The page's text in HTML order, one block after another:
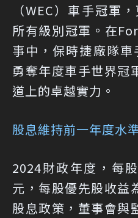
（WEC）車手冠軍
所有級別冠軍。在
事中，保時捷廠隊
勇奪年度車手世界冠
道上的卓越實力。
股息維持前一年度水
2024財政年度，每
元，每股優先股收益
股息政策，董事會與